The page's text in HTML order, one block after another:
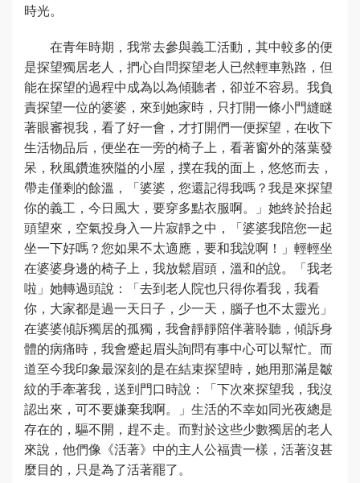
時光。
在青年時期，我常去參與義工活動，其中較多的便
是探望獨居老人，捫心自問探望老人已然輕車熟路，但
能在探望的過程中成為以為傾聽者，卻並不容易。我負
責探望一位的婆婆，來到她家時，只打開一條小門縫瞇
著眼審視我，看了好一會，才打開們一便探望，在收下
生活物品后，便坐在一旁的椅子上，看著窗外的落葉發
呆，秋風鑽進狹隘的小屋，撲在我的面上，悠悠而去，
帶走僅剩的餘溫，「婆婆，您還記得我嗎？我是來探望
你的義工，今日風大，要穿多點衣服啊。」她終於抬起
頭望來，空氣投身入一片寂靜之中，「婆婆我陪您一起
坐一下好嗎？您如果不太適應，要和我說啊！」輕輕坐
在婆婆身邊的椅子上，我放鬆眉頭，溫和的說。「我老
啦」她轉過頭說：「去到老人院也只得你看我，我看
你，大家都是過一天日子，少一天，腦子也不太靈光」
在婆婆傾訴獨居的孤獨，我會靜靜陪伴著聆聽，傾訴身
體的病痛時，我會蹙起眉头詢問有事中心可以幫忙。而
道至今我印象最深刻的是在結束探望時，她用那滿是皺
紋的手牽著我，送到門口時說：「下次來探望我，我沒
認出來，可不要嫌棄我啊。」生活的不幸如同光夜總是
存在的，驅不開，趕不走。而對於这些少數獨居的老人
來說，他們像《活著》中的主人公福貴一樣，活著沒甚
麼目的，只是為了活著罷了。